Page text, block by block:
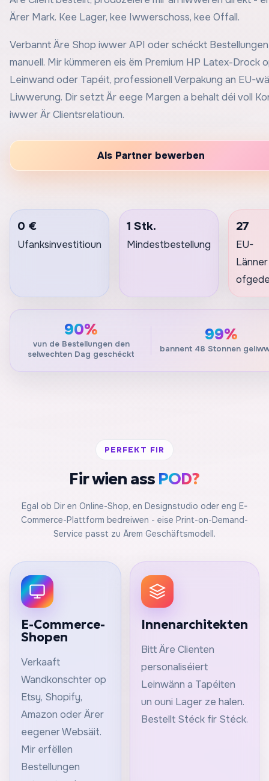
Ärer Mark. Kee Lager, kee Iwwerschoss, kee Offall.
Verbannt Äre Shop iwwer API oder schéckt Bestellungen
manuell. Mir kümmeren eis ëm Premium HP Latex-Drock
Leinwand oder Tapéit, professionell Verpakung an EU-
Liwwerung. Dir setzt Är eege Margen a behalt déi voll
iwwer Är Clientsrelatioun.
Als Partner bewerben
0 €
Ufanksinvestitioun
1 Stk.
Mindestbestellung
27
EU-
Länner
90%
vun de Bestellungen den
selwechten Dag geschéckt
99%
bannent 48 Stonnen
PERFEKT FIR
Fir wien ass POD?
Egal ob Dir en Online-Shop, en Designstudio oder eng E-
Commerce-Plattform bedreiwen - eise Print-on-Demand-
Service passt zu Ärem Geschäftsmodell.
E-Commerce-
Shopen
Verkaaft
Wandkonschter op
Etsy, Shopify,
Amazon oder Ärer
eegener Websäit.
Mir erfëllen
Bestellungen
Innenarchitekten
Bitt Äre Clienten
personaliséiert
Leinwänn a Tapéiten
un ouni Lager ze halen.
Bestellt Stéck fir Stéck.